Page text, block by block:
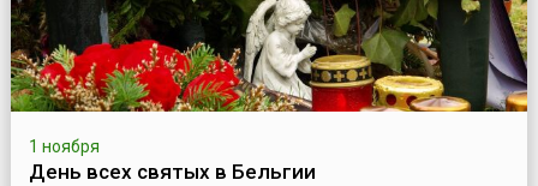
1 ноября
День всех святых в Бельгии